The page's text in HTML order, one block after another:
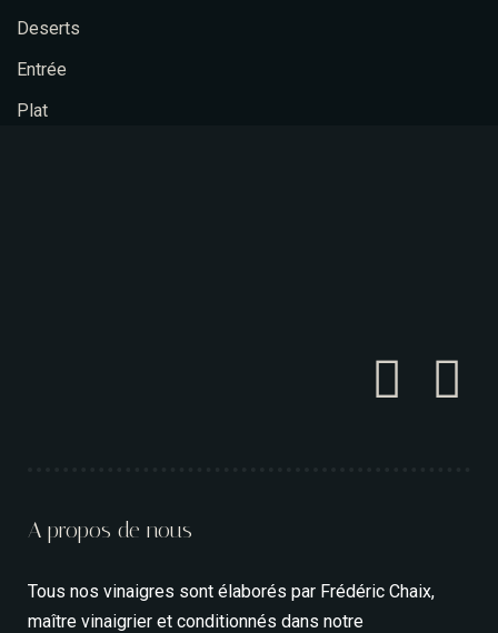
Deserts
Entrée
Plat
A propos de nous
Tous nos vinaigres sont élaborés par Frédéric Chaix,
maître vinaigrier et conditionnés dans notre